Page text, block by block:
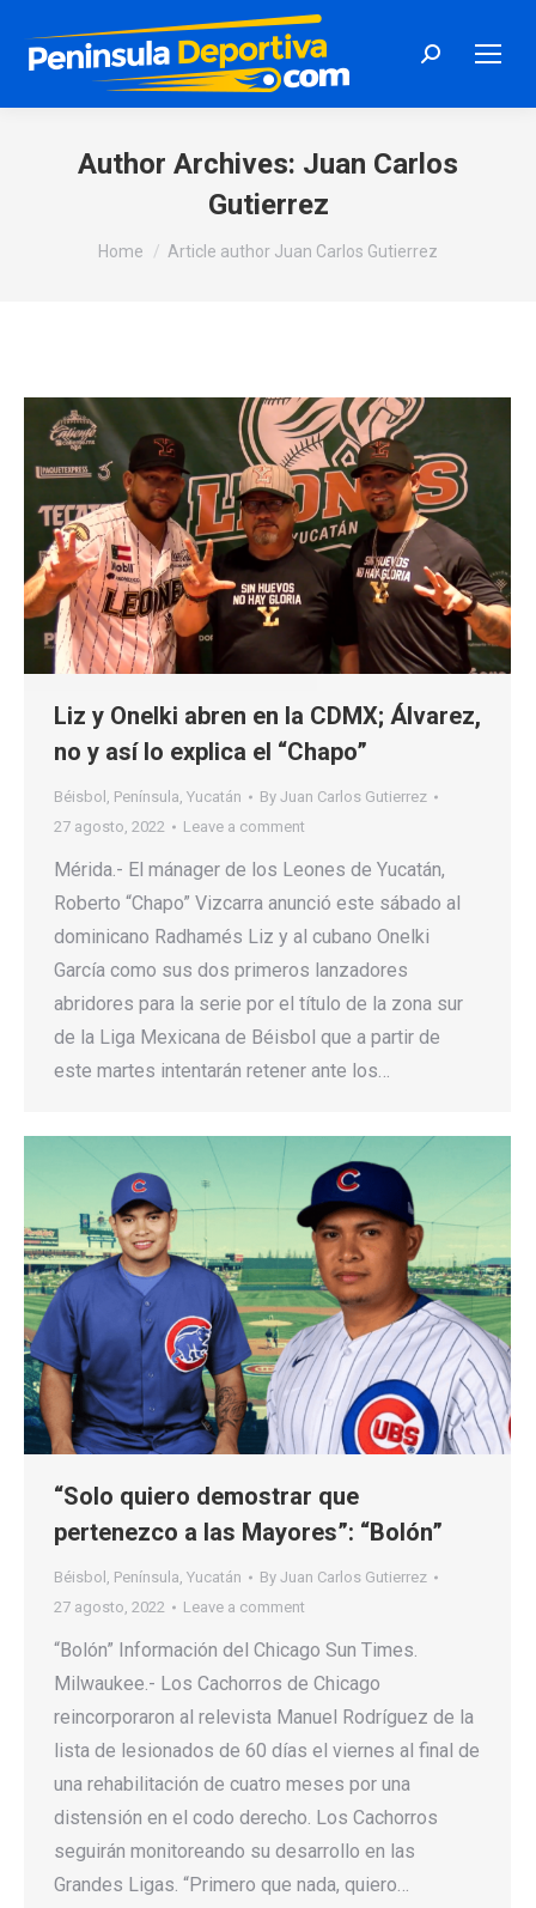
Search:
Author Archives: Juan Carlos
Gutierrez
You are here:
Home Article author Juan Carlos Gutierrez
Liz y Onelki abren en la CDMX; Álvarez,
no y así lo explica el “Chapo”
Béisbol , Península, Yucatán By Juan Carlos Gutierrez
27 agosto, 2022
Leave a comment
Mérida.- El mánager de los Leones de Yucatán,
Roberto “Chapo” Vizcarra anunció este sábado al
dominicano Radhamés Liz y al cubano Onelki
García como sus dos primeros lanzadores
abridores para la serie por el título de la zona sur
de la Liga Mexicana de Béisbol que a partir de
este martes intentarán retener ante los…
“Solo quiero demostrar que
pertenezco a las Mayores”: “Bolón”
Béisbol , Península, Yucatán By Juan Carlos Gutierrez
27 agosto, 2022
Leave a comment
“Bolón” Información del Chicago Sun Times.
Milwaukee.- Los Cachorros de Chicago
reincorporaron al relevista Manuel Rodríguez de la
lista de lesionados de 60 días el viernes al final de
una rehabilitación de cuatro meses por una
distensión en el codo derecho. Los Cachorros
seguirán monitoreando su desarrollo en las
Grandes Ligas. “Primero que nada, quiero…